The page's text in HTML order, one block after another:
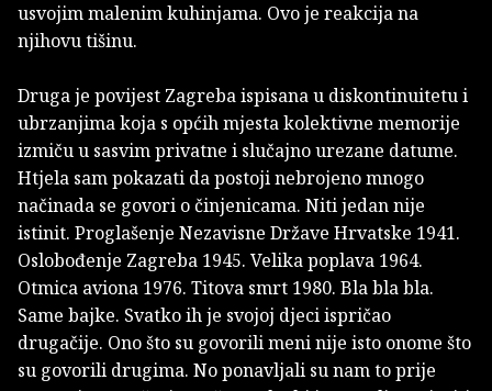
usvojim malenim kuhinjama. Ovo je reakcija na
njihovu tišinu.
Druga je povijest Zagreba ispisana u diskontinuitetu i
ubrzanjima koja s općih mjesta kolektivne memorije
izmiču u sasvim privatne i slučajno urezane datume.
Htjela sam pokazati da postoji nebrojeno mnogo
načinada se govori o činjenicama. Niti jedan nije
istinit. Proglašenje Nezavisne Države Hrvatske 1941.
Oslobođenje Zagreba 1945. Velika poplava 1964.
Otmica aviona 1976. Titova smrt 1980. Bla bla bla.
Same bajke. Svatko ih je svojoj djeci ispričao
drugačije. Ono što su govorili meni nije isto onome što
su govorili drugima. No ponavljali su nam to prije